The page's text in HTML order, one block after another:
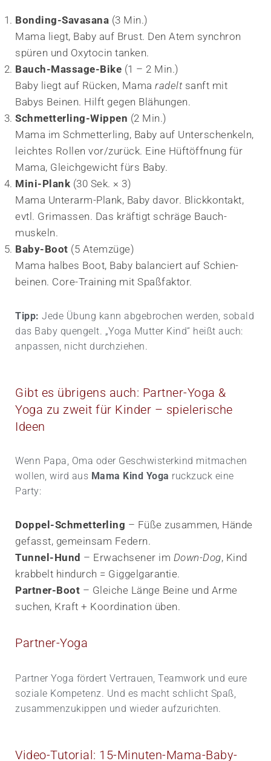
Bonding-Savasana (3 Min.)
Mama liegt, Baby auf Brust. Den Atem synchron
spüren und Oxytocin tanken.
Bauch-Massage-Bike (1 – 2 Min.)
Baby liegt auf Rücken, Mama radeltsanft mit
Babys Beinen. Hilft gegen Blähungen.
Schmetterling-Wippen (2 Min.)
Mama im Schmetterling, Baby auf Unterschenkeln,
leichtes Rollen vor/zurück. Eine Hüftöffnung für
Mama, Gleichgewicht fürs Baby.
Mini-Plank (30 Sek. × 3)
Mama Unterarm-Plank, Baby davor. Blickkontakt,
evtl. Grimassen. Das kräftigt schräge Bauch­
muskeln.
Baby-Boot (5 Atemzüge)
Mama halbes Boot, Baby balanciert auf Schien­
beinen. Core-Training mit Spaßfaktor.
Tipp: Jede Übung kann abgebrochen werden, sobald
das Baby quengelt. „Yoga Mutter Kind“ heißt auch:
anpassen, nicht durchziehen.
Gibt es übrigens auch: Partner-Yoga &
Yoga zu zweit für Kinder – spielerische
Ideen
Wenn Papa, Oma oder Geschwister­kind mitmachen
wollen, wird aus Mama Kind Yoga ruckzuck eine
Party:
Doppel-Schmetterling – Füße zusammen, Hände
gefasst, gemeinsam Federn.
Tunnel-Hund – Erwachsener im Down-Dog, Kind
krabbelt hindurch = Giggel­garantie.
Partner-Boot – Gleiche Länge Beine und Arme
suchen, Kraft + Koordination üben.
Partner-Yoga
Partner Yoga fördert Vertrauen, Teamwork und eure
soziale Kompetenz. Und es macht schlicht Spaß,
zusammenzu­kippen und wieder aufzurichten.
Video-Tutorial: 15-Minuten-Mama-Baby-